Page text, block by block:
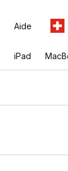
Aide
iPad